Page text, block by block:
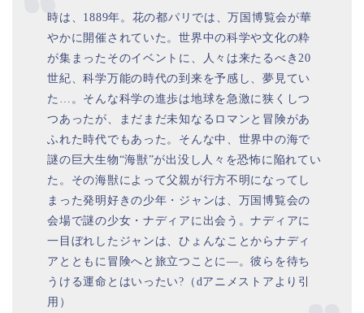
時は、1889年。花の都パリでは、万国博覧会が華
やかに開催されていた。世界中の科学や文化の粋
が集まったそのイベントに、人々は来たるべき20
世紀、科学万能の時代の到来を予感し、夢見てい
た…。そんな科学の進歩は地球を急激に狭くしつ
つあったが、まだまだ未知なるロマンと冒険があ
ふれた時代でもあった。そんな中、世界中の海で
謎の巨大生物“海獣”が出没し人々を恐怖に陥れてい
た。その海獣によって父親が行方不明になってし
まった発明好きの少年・ジャンは、万国博覧会の
会場で謎の少女・ナディアに出会う。ナディアに
一目ぼれしたジャンは、ひょんなことからナディ
アとともに冒険へと旅立つことに―。彼らを待ち
うける運命とはいったい?（dアニメストアより引
用）